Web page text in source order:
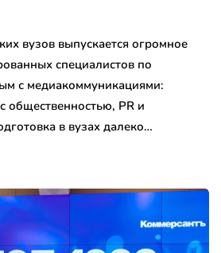
вузов выпускается огромное
специалистов по
с медиакоммуникациями:
общественностью, PR и
в вузах далеко…